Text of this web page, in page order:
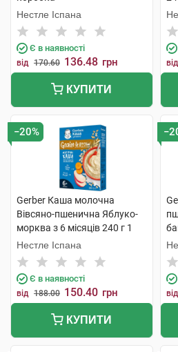
Нестле Іспана
Є в наявності
від 170.60 136.48 грн
КУПИТИ
від
−20%
Gerber Каша молочна
Вівсяно-пшенична Яблуко-
морква з 6 місяців 240 г 1
коробка
Нестле Іспана
Є в наявності
від 188.00 150.40 грн
КУПИТИ
1
від